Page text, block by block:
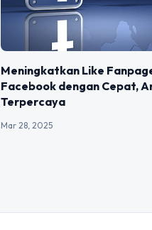
Meningkatkan Like
Facebook dengan Cepat,
Terpercaya
Mar 28, 2025